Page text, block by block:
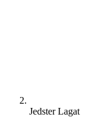
Jedster Lagat